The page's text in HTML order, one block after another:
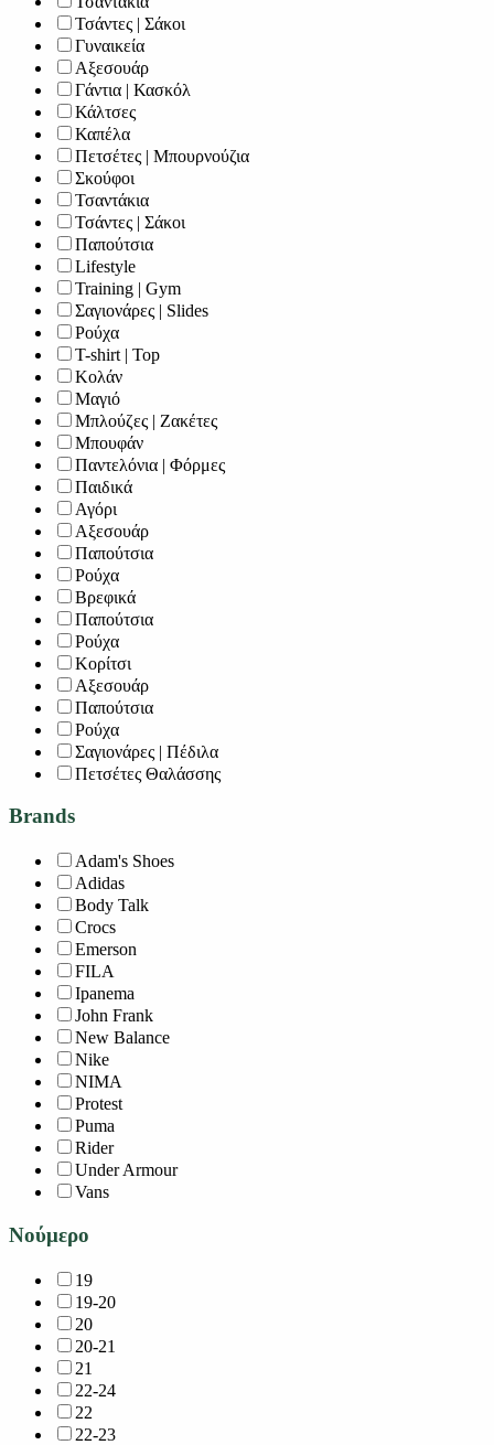
Τσάντες | Σάκοι
Γυναικεία
Αξεσουάρ
Γάντια | Κασκόλ
Κάλτσες
Καπέλα
Πετσέτες | Μπουρνούζια
Σκούφοι
Τσαντάκια
Τσάντες | Σάκοι
Παπούτσια
Lifestyle
Training | Gym
Σαγιονάρες | Slides
Ρούχα
T-shirt | Top
Κολάν
Μαγιό
Μπλούζες | Ζακέτες
Μπουφάν
Παντελόνια | Φόρμες
Παιδικά
Αγόρι
Αξεσουάρ
Παπούτσια
Ρούχα
Βρεφικά
Παπούτσια
Ρούχα
Κορίτσι
Αξεσουάρ
Παπούτσια
Ρούχα
Σαγιονάρες | Πέδιλα
Πετσέτες Θαλάσσης
Brands
Adam's Shoes
Adidas
Body Talk
Crocs
Emerson
FILA
Ipanema
John Frank
New Balance
Nike
NIMA
Protest
Puma
Rider
Under Armour
Vans
Νούμερο
19
19-20
20
20-21
21
22-24
22
22-23